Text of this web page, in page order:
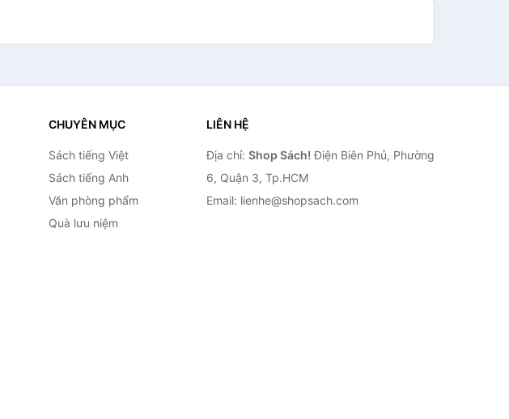
CHUYÊN MỤC
Sách tiếng Việt
Sách tiếng Anh
Văn phòng phẩm
Quà lưu niệm
LIÊN HỆ
Địa chỉ: Shop Sách! Điện Biên Phủ, Phường
6, Quận 3, Tp.HCM
Email: lienhe@shopsach.com